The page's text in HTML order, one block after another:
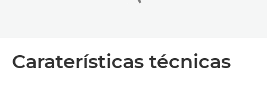
Caraterísticas técnicas